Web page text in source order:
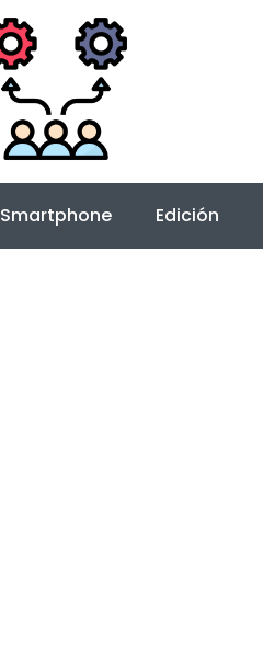
Smartphone Edición